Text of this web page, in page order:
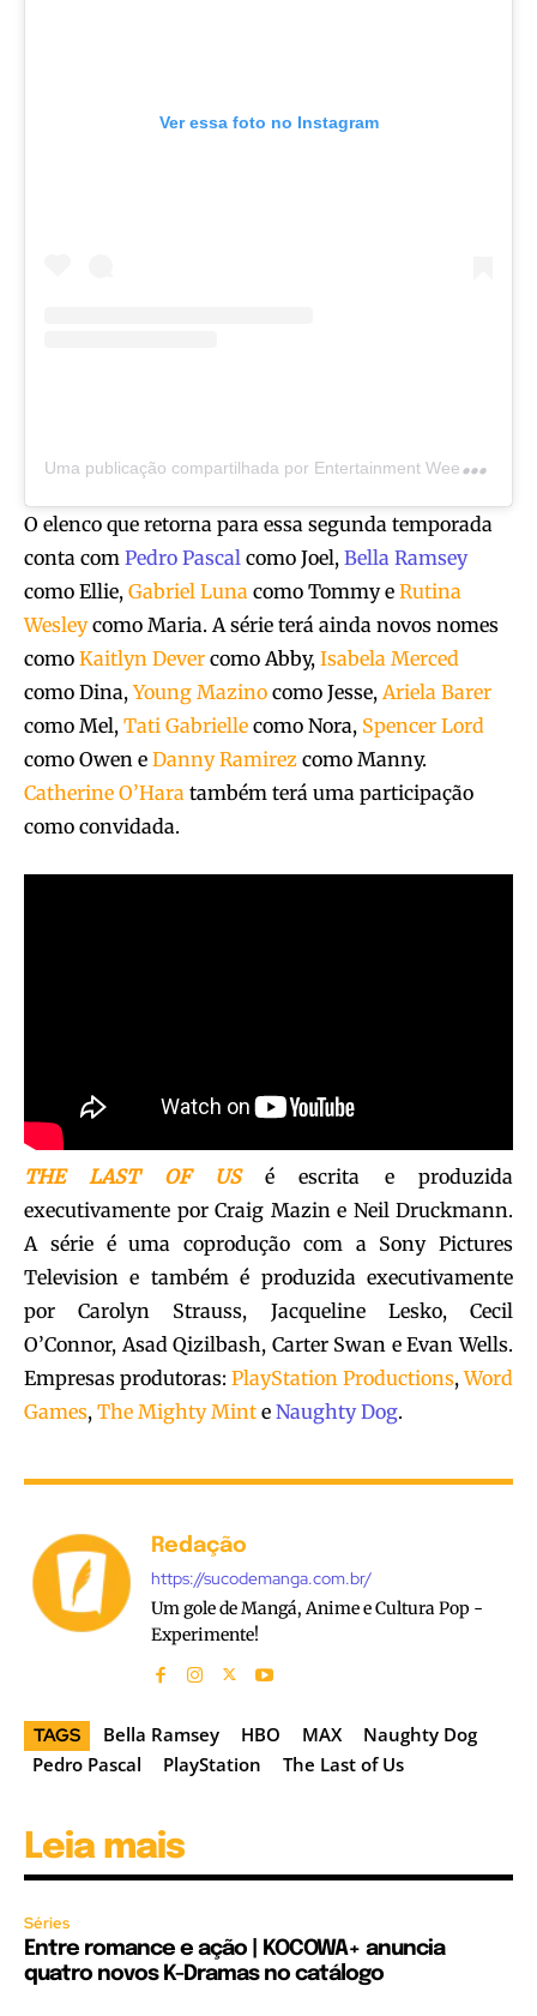
Ver essa foto no Instagram
U
ma publicação compartilhada por Entertainment Weekly (@entertainmentweekly)
O elenco que retorna para essa segunda temporada
conta com Pedro Pascal como Joel, Bella Ramsey
como Ellie, Gabriel Luna como Tommy e Rutina
Wesleycomo Maria. A série terá ainda novos nomes
como Kaitlyn Dever como Abby, Isabela Merced
como Dina,Young Mazino como Jesse, Ariela Barer
como Mel, Tati Gabrielle como Nora, Spencer Lord
como Owen e Danny Ramirez como Manny.
Catherine O’Hara também terá uma participação
como convidada.
THE LAST OF USé escrita e produzida
executivamente por Craig Mazin e Neil Druckmann.
A série é uma coprodução com a Sony Pictures
Television e também é produzida executivamente
por Carolyn Strauss, Jacqueline Lesko, Cecil
O’Connor, Asad Qizilbash, Carter Swan e Evan Wells.
Empresas produtoras: PlayStation Productions,Word
Games, The Mighty Mint e Naughty Dog.
Redação
https://sucodemanga.com.br/
Um gole de Mangá, Anime e Cultura Pop -
Experimente!
TAGS Bella Ramsey HBO MAX
Naughty Dog
Pedro Pascal
PlayStation The Last of Us
Leia mais
Séries
Entre romance e ação | KOCOWA+ anuncia
quatro novos K-Dramas no catálogo